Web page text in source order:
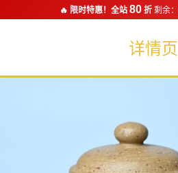
🔥 限时特惠！全站 80 折 剩余：
详情页